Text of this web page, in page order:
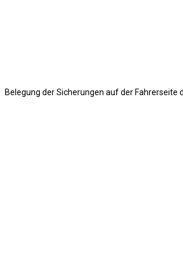
Belegung der Sicherungen auf der Fahrerseite